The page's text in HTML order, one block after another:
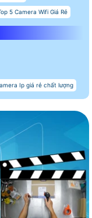
5 Camera Wifi Giá Rẻ
Ip giá rẻ chất lượng